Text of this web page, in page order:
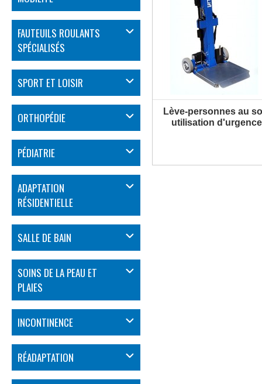
FAUTEUILS ROULANTS
SPÉCIALISÉS
SPORT ET LOISIR
ORTHOPÉDIE
PÉDIATRIE
ADAPTATION
RÉSIDENTIELLE
SALLE DE BAIN
SOINS DE LA PEAU ET
PLAIES
INCONTINENCE
RÉADAPTATION
Lève-personnes au
utilisation d'urgence